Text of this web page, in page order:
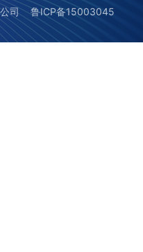
公司鲁ICP备15003045